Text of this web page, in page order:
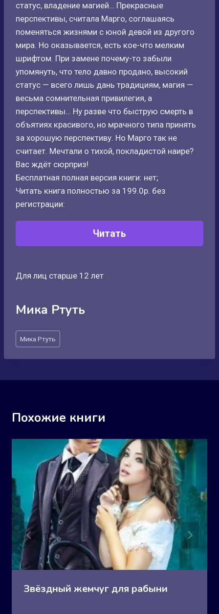
статус, владение магией… Прекрасные
перспективы, считала Марго, соглашаясь
поменяться жизнями с юной девой из другого
мира. Но оказывается, есть кое-что мелким
шрифтом. При замене почему-то забыли
упомянуть, что тело давно продано, высокий
статус — всего лишь дань традициям, магия —
весьма сомнительная привилегия, а
перспективы… Ну разве что быструю смерть в
объятиях красивого, но мрачного типа принять
за хорошую перспективу. Но Марго так не
считает. Мечтали о тихой, покладистой наире?
Вас ждёт сюрприз!
Бесплатная полная версия книги: нет;
Читать книга полностью за 199.0р. без
регистрации:
Читать
Для лиц старше 12 лет
Мика Ртуть
Метки
записи:
Мика Ртуть
Похожие книги
Звёздный жемчуг для рабыни